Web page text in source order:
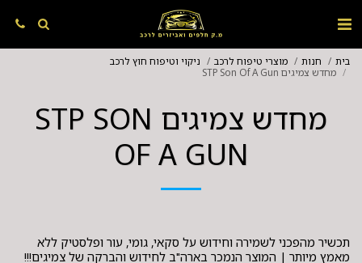
בית חנות מוצרי טיפוח לרכב
ניקוי וטיפוח חוץ לרכב
מחדש צמיגים STP Son Of A Gun
מחדש צמיגים STP SON
OF A GUN
תכשיר מהפכני לשמירה וחידוש על סקאי, גומי, עור ופלסטיק ללא
מאמץ מיותר | המוצר הנמכר בארה"ב לחידוש והברקה של צמיגים!!!